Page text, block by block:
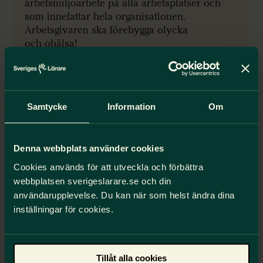
Samtycke Information Om
Denna webbplats använder cookies
Cookies används för att utveckla och förbättra
webbplatsen sverigeslarare.se och din
användarupplevelse. Du kan när som helst ändra dina
inställningar för cookies.
Tillåt alla cookies
arbetsmiljöarbete på alla arbetsplatser och
som innefattar hela organisationen.
Arbetsgivaren ska förebygga olycka
och ohälsa!
4 steg i arbetsmiljöarbetet